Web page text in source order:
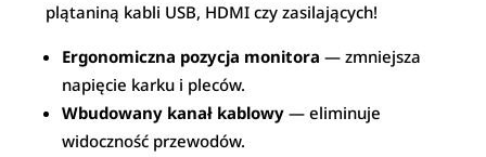
plątaniną kabli USB, HDMI czy zasilających!
Ergonomiczna pozycja monitora — zmniejsza
napięcie karku i pleców.
Wbudowany kanał kablowy — eliminuje
widoczność przewodów.